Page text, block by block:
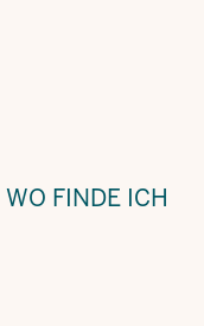
WO FINDE ICH